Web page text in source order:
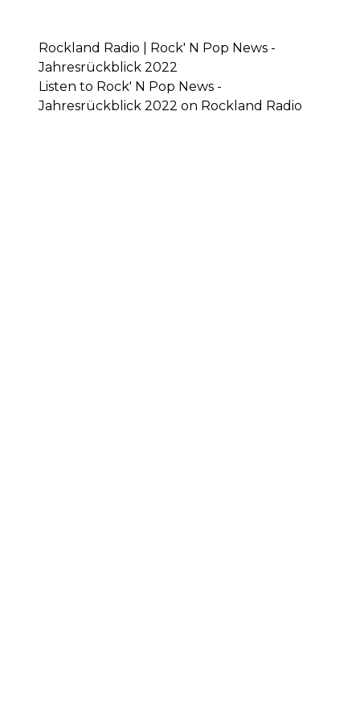
Rockland Radio | Rock' N Pop News -
Jahresrückblick 2022
Listen to Rock' N Pop News -
Jahresrückblick 2022 on Rockland Radio